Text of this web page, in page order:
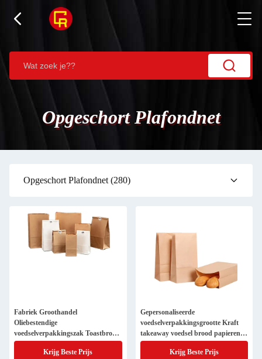
Opgeschort Plafondnet
Opgeschort Plafondnet (280)
Fabriek Groothandel
Oliebestendige
voedselverpakkingszak Toastbrood
Buiten Verkoper Onderste
KraftpapierzakKrijg Beste Prijs
Gepersonaliseerde
voedselverpakkingsgrootte Kraft
takeaway voedsel brood papieren
zak voor restaurant
Krijg Beste Prijs